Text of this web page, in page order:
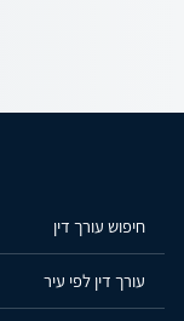
חיפוש עורך דין
עורך דין לפי עיר